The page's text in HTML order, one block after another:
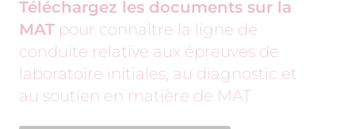
Téléchargez les documents sur la
MAT pour connaître la ligne de
conduite relative aux épreuves de
laboratoire initiales, au diagnostic et
au soutien en matière de MAT